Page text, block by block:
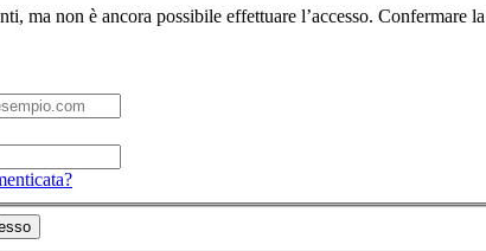
ma non è ancora possibile effettuare l’accesso.